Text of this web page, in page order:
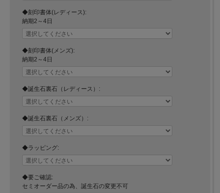
◆刻印書体(レディース):
納期2～4日
◆刻印書体(メンズ):
納期2～4日
◆誕生石裏石（レディース）:
◆誕生石裏石（メンズ）:
◆ラッピング:
◆要ご確認:
セミオーダー品の為、誕生石の変更不可